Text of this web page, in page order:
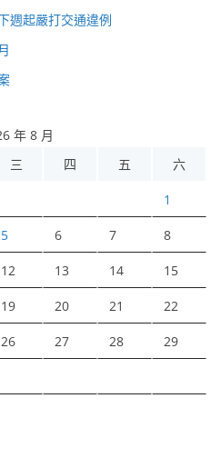
週起嚴打交通違例
年 8 月
三 四 五 六
1
5 6 7 8
12 13 14 15
19 20 21 22
26 27 28 29